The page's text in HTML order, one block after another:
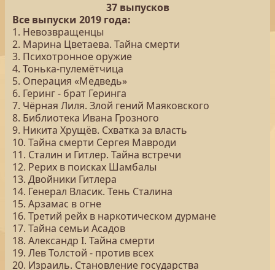
37 выпусков
Все выпуски 2019 года:
1. Невозвращенцы
2. Марина Цветаева. Тайна смерти
3. Психотронное оружие
4. Тонька-пулемётчица
5. Операция «Медведь»
6. Геринг - брат Геринга
7. Чёрная Лиля. Злой гений Маяковского
8. Библиотека Ивана Грозного
9. Никита Хрущёв. Схватка за власть
10. Тайна смерти Сергея Мавроди
11. Сталин и Гитлер. Тайна встречи
12. Рерих в поисках Шамбалы
13. Двойники Гитлера
14. Генерал Власик. Тень Сталина
15. Арзамас в огне
16. Третий рейх в наркотическом дурмане
17. Тайна семьи Асадов
18. Александр I. Тайна смерти
19. Лев Толстой - против всех
20. Израиль. Становление государства